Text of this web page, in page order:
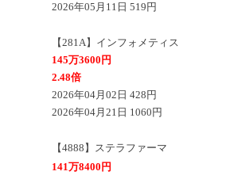
2026年05月11日 519円
【281A】インフォメティス
145万3600円
2.48倍
2026年04月02日 428円
2026年04月21日 1060円
【4888】ステラファーマ
141万8400円